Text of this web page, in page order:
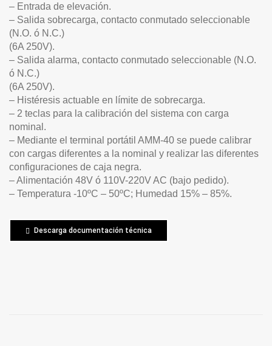
– Entrada de elevación.
– Salida sobrecarga, contacto conmutado seleccionable
(N.O. ó N.C.)
(6A 250V).
– Salida alarma, contacto conmutado seleccionable (N.O.
ó N.C.)
(6A 250V).
– Histéresis actuable en límite de sobrecarga.
– 2 teclas para la calibración del sistema con carga
nominal.
– Mediante el terminal portátil AMM-40 se puede calibrar
con cargas diferentes a la nominal y realizar las diferentes
configuraciones de caja negra.
– Alimentación 48V ó 110V-220V AC (bajo pedido).
– Temperatura -10ºC – 50ºC; Humedad 15% – 85%.
Descarga documentación técnica